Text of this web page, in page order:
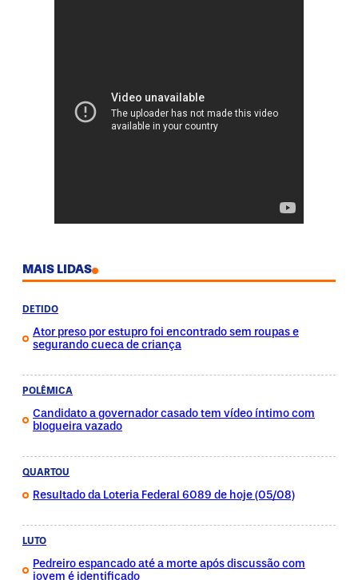
MAIS LIDAS
DETIDO
Ator preso por estupro foi encontrado sem roupas e
segurando cueca de criança
POLÊMICA
Candidato a governador casado tem vídeo íntimo com
blogueira vazado
QUARTOU
Resultado da Loteria Federal 6089 de hoje (05/08)
LUTO
Pedreiro espancado até a morte após discussão com
jovem é identificado